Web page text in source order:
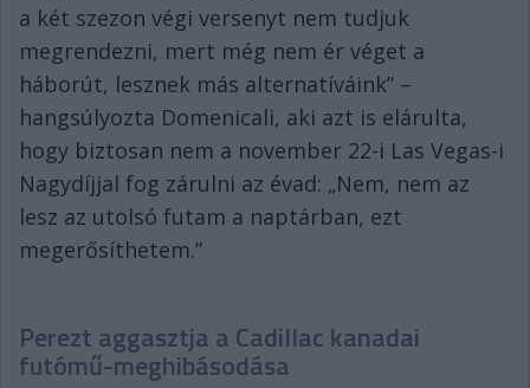
a két szezon végi versenyt nem tudjuk
megrendezni, mert még nem ér véget a
háborút, lesznek más alternatíváink” –
hangsúlyozta Domenicali, aki azt is elárulta,
hogy biztosan nem a november 22-i Las Vegas-i
Nagydíjjal fog zárulni az évad: „Nem, nem az
lesz az utolsó futam a naptárban, ezt
megerősíthetem.”
Perezt aggasztja a Cadillac kanadai
futómű-meghibásodása